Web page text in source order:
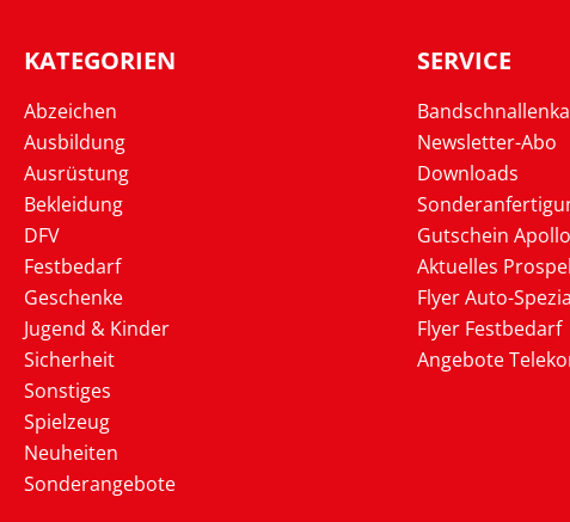
KATEGORIEN
Abzeichen
Ausbildung
Ausrüstung
Bekleidung
DFV
Festbedarf
Geschenke
Jugend & Kinder
Sicherheit
Sonstiges
Spielzeug
Neuheiten
Sonderangebote
SERVICE
Newsletter-Abo
Downloads
Gutschein Apollo
Aktuelles
Flyer Auto-
Flyer Festbedarf
Angebote